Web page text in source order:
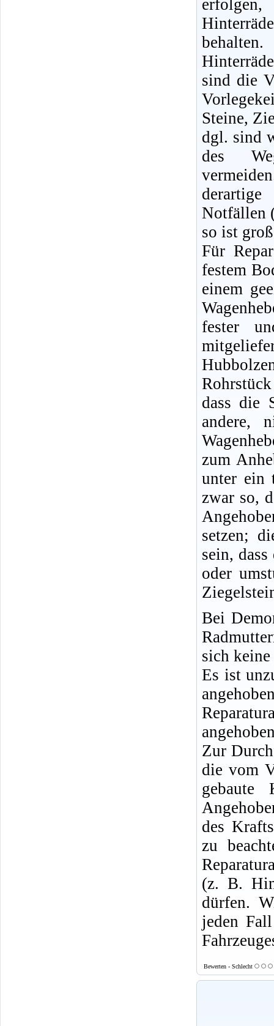
sind die
Steine,
dgl. sind
des
Notfällen
so ist
Für
festem
einem
fester
dass die
andere,
zum
unter ein
zwar so,
setzen;
sein,
oder
Bei
sich keine
Es ist
Zur
die vom
gebaute
des
zu
(z. B.
dürfen.
jeden
Bewerten - Schlecht